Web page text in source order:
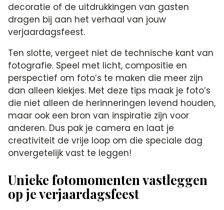
decoratie of de uitdrukkingen van gasten
dragen bij aan het verhaal van jouw
verjaardagsfeest.​
Ten slotte, vergeet niet de technische kant van
fotografie.​ Speel met licht, compositie en
perspectief om foto’s te maken die meer zijn
dan alleen kiekjes.​ Met deze tips maak je foto’s
die niet alleen de herinneringen levend houden,
maar ook een bron van inspiratie zijn voor
anderen.​ Dus pak je camera en laat je
creativiteit de vrije loop om die speciale dag
onvergetelijk vast te leggen!
Unieke fotomomenten vastleggen
op je verjaardagsfeest